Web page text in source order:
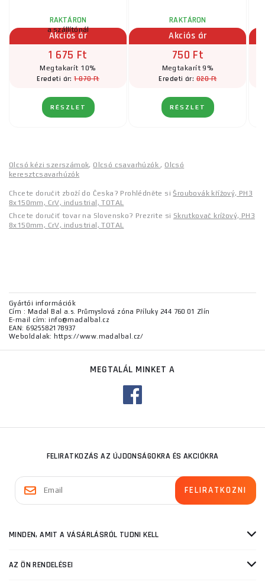
RAKTÁRON
a szállítónál
Akciós ár
1 675 Ft
Megtakarít 10%
Eredeti ár:1 870 Ft
RÉSZLET
RAKTÁRON
Akciós ár
750 Ft
Megtakarít 9%
Eredeti ár:820 Ft
RÉSZLET
Olcsó kézi szerszámok, Olcsó csavarhúzók, Olcsó
keresztcsavarhúzók
Chcete doručit zboží do Česka? Prohlédněte siŠroubovák křížový, PH3
8x150mm, CrV, industrial, TOTAL
Chcete doručiť tovar na Slovensko? Prezrite si Skrutkovač krížový, PH3
8x150mm, CrV, industrial, TOTAL
Gyártói információk
Cím : Madal Bal a.s. Průmyslová zóna Příluky 244 760 01 Zlín
E-mail cím: info@madalbal.cz
EAN: 6925582178937
Weboldalak: https://www.madalbal.cz/
MEGTALÁL MINKET A
FELIRATKOZÁS AZ ÚJDONSÁGOKRA ÉS AKCIÓKRA
MINDEN, AMIT A VÁSÁRLÁSRÓL TUDNI KELL
AZ ÖN RENDELÉSEI